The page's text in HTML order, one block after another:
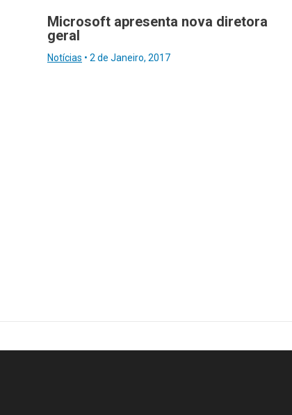
Microsoft apresenta nova diretora
geral
Notícias • 2 de Janeiro, 2017